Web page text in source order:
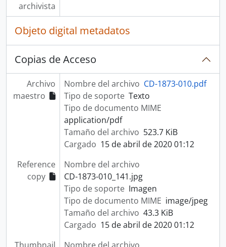
archivista
Objeto digital metadatos
Copias de Acceso
Archivo
maestro
Nombre del archivo CD-1873-010.pdf
Tipo de soporte Texto
Tipo de documento MIME
application/pdf
Tamaño del archivo 523.7 KiB
Cargado 15 de abril de 2020 01:12
Reference
copy
Nombre del archivo
CD-1873-010_141.jpg
Tipo de soporte Imagen
Tipo de documento MIME image/jpeg
Tamaño del archivo 43.3 KiB
Cargado 15 de abril de 2020 01:12